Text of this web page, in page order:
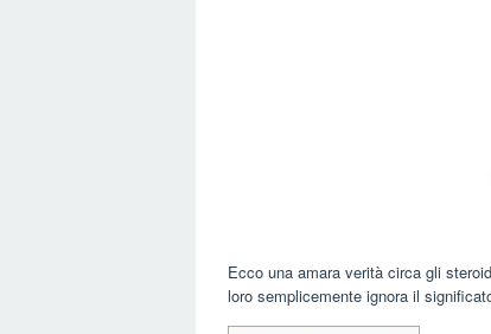
Ecco una amara verità circa gli
loro semplicemente ignora il